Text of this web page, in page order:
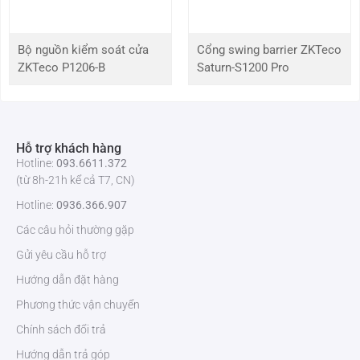
Độ rộng làn (mm) 650
Kích thước phủ bì (mm)
Trọng lượng phủ bì (kg)
Vật liệu nắp
Bộ nguồn kiểm soát cửa
ZKTeco P1206-B
Cổng swing barrier ZKTeco
Saturn-S1200 Pro
Hỗ trợ khách hàng
Hotline: 093.6611.372
(từ 8h-21h kể cả T7, CN)
Hotline: 0936.366.907
Các câu hỏi thường gặp
Gửi yêu cầu hỗ trợ
Hướng dẫn đặt hàng
Phương thức vận chuyển
Chính sách đổi trả
Hướng dẫn trả góp